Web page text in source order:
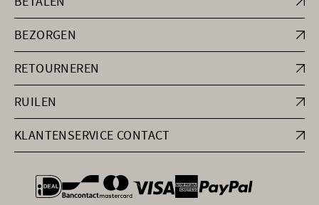
BEZORGEN
RETOURNEREN
RUILEN
KLANTENSERVICE CONTACT
general.paymentOptions